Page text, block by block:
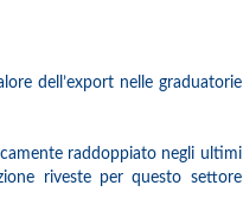
dell’export nelle graduatorie
raddoppiato negli ultimi
riveste per questo settore